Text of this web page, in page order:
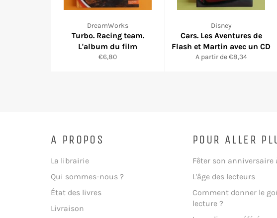
DreamWorks
Turbo. Racing team.
L'album du film
Prix
€6,80
Disney
Cars. Les Aventures de
Flash et Martin avec un CD
A partir de €8,34
A PROPOS
La librairie
Qui sommes-nous ?
État des livres
Livraison
POUR ALLER
Fêter son
L'âge des lecteurs
Comment donner le
lecture ?